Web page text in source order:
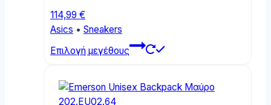
114,99 €
Asics • Sneakers
Επιλογή μεγέθους
multiple